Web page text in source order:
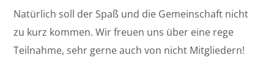
Natürlich soll der Spaß und die Gemeinschaft nicht
zu kurz kommen. Wir freuen uns über eine rege
Teilnahme, sehr gerne auch von nicht Mitgliedern!